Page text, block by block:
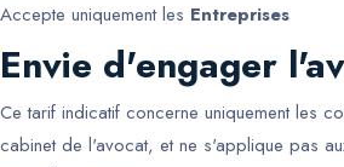
Accepte uniquement les Entreprises
Envie d'engager
Ce tarif indicatif concerne uniquement les
cabinet de l'avocat, et ne s'applique pas